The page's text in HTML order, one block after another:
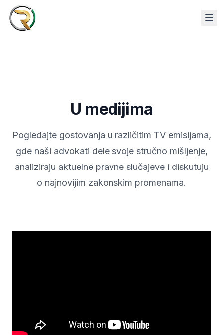
U medijima
Pogledajte gostovanja u različitim TV emisijama,
gde naši advokati dele svoje stručno mišljenje,
analiziraju aktuelne pravne slučajeve i diskutuju
o najnovijim zakonskim promenama.